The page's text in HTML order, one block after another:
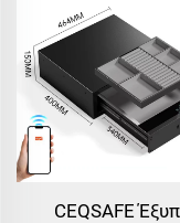
CEQSAFE